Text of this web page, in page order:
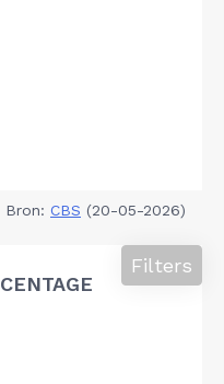
Bron: CBS (20-05-2026)
Filters